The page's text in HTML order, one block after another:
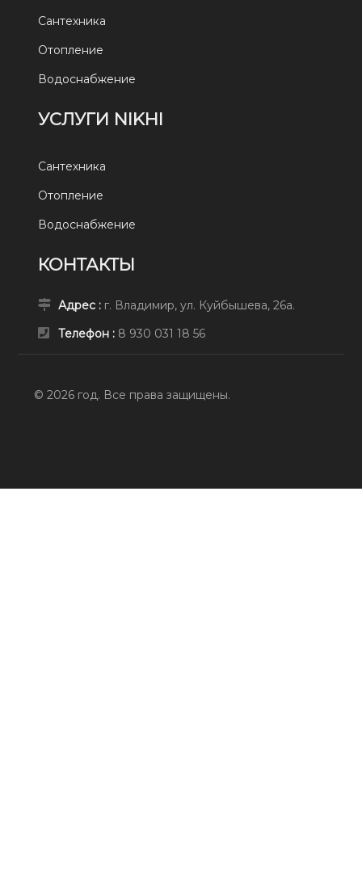
Сантехника
Отопление
Водоснабжение
УСЛУГИ NIKHI
Сантехника
Отопление
Водоснабжение
КОНТАКТЫ
Адрес : г. Владимир, ул. Куйбышева, 26а.
Телефон : 8 930 031 18 56
© 2026 год. Все права защищены.